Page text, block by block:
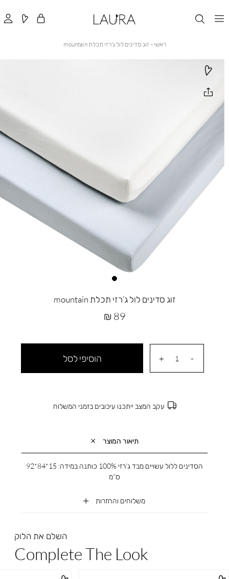
ראשי ראשי
זוג סדינים לול ג’רזי תכלת mountain
זוג סדינים לול ג’רזי תכלת mountain
מחיר
89 ₪
הוסיפי לסל
עקב המצב ייתכנו עיכובים בזמני המשלוח
תיאור המוצר
משלוחים והחזרות
הסדינים ללול עשויים מבד ג’רזי 100% כותנה במידה: 15*84*92
ס”מ
השלם את הלוק
Complete The Look